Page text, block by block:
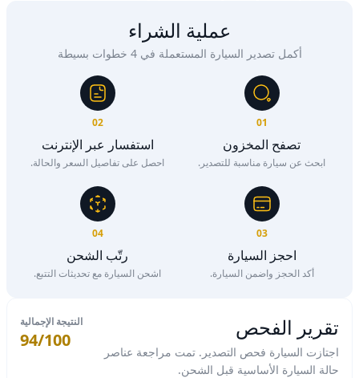
عملية الشراء
أكمل تصدير السيارة المستعملة في 4 خطوات بسيطة
01
تصفح المخزون
ابحث عن سيارة مناسبة للتصدير.
02
استفسار عبر الإنترنت
احصل على تفاصيل السعر والحالة.
03
احجز السيارة
أكد الحجز واضمن السيارة.
04
رتّب الشحن
اشحن السيارة مع تحديثات التتبع.
تقرير الفحص
اجتازت السيارة فحص التصدير. تمت مراجعة عناصر
حالة السيارة الأساسية قبل الشحن.
النتيجة الإجمالية
94/100